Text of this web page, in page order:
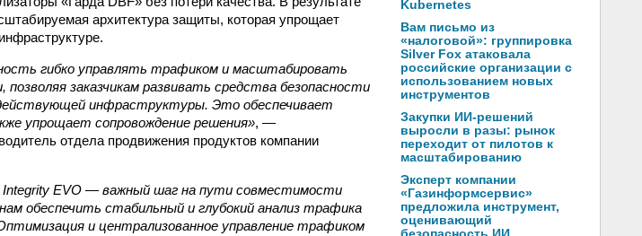
архитектура защиты, которая упрощает
гибко управлять трафиком и масштабировать
заказчикам развивать средства безопасности
инфраструктуры. Это обеспечивает
упрощает сопровождение решения», —
отдела продвижения продуктов компании
Integrity EVO — важный шаг на пути совместимости
обеспечить стабильный и глубокий анализ трафика
и централизованное управление трафиком
Kubernetes
Вам письмо из
«налоговой»: группировка
Silver Fox атаковала
российские организации с
использованием новых
инструментов
Закупки ИИ-решений
выросли в разы: рынок
переходит от пилотов к
масштабированию
Эксперт компании
«Газинформсервис»
предложила инструмент,
оценивающий